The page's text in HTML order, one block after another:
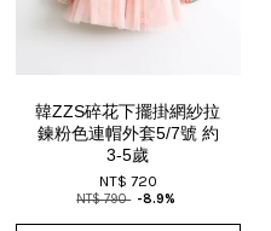
韓ZZS碎花下擺掛網紗拉
鍊粉色連帽外套5/7號 約
3-5歲
NT$ 720
NT$ 790 -8.9%